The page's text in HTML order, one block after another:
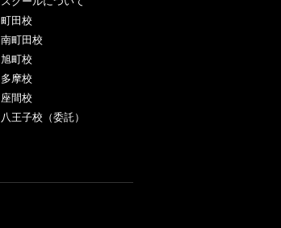
町田校
南町田校
旭町校
多摩校
座間校
八王子校（委託）